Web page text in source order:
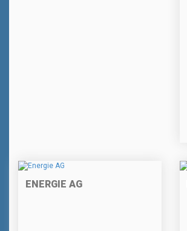
ENERGIE AG